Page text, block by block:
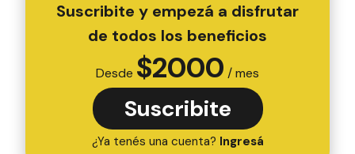
Suscribite y empezá a disfrutar
de todos los beneficios
Desde $2000 / mes
Suscribite
¿Ya tenés una cuenta? Ingresá